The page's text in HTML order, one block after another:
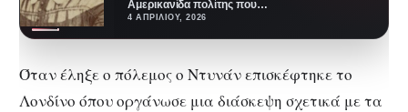
Αμερικανίδα πολίτης που
πάλευε για την κατάργηση της
4 ΑΠΡΙΛΊΟΥ, 2026
Όταν έληξε ο πόλεμος ο Ντυνάν επισκέφτηκε το
Λονδίνο όπου οργάνωσε μια διάσκεψη σχετικά με τα